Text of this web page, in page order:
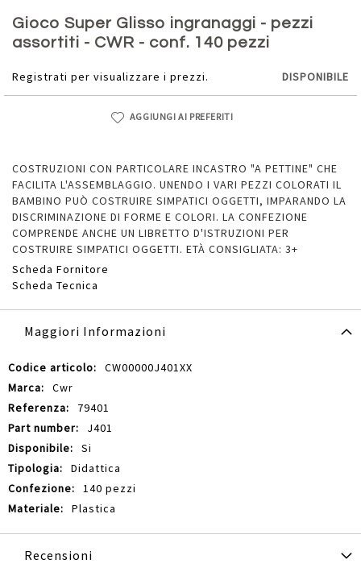
Gioco Super Glisso ingranaggi - pezzi
assortiti - CWR - conf. 140 pezzi
Registrati per visualizzare i prezzi. DISPONIBILE
AGGIUNGI AI PREFERITI
COSTRUZIONI CON PARTICOLARE INCASTRO "A PETTINE" CHE
FACILITA L'ASSEMBLAGGIO. UNENDO I VARI PEZZI COLORATI IL
BAMBINO PUÒ COSTRUIRE SIMPATICI OGGETTI, IMPARANDO LA
DISCRIMINAZIONE DI FORME E COLORI. LA CONFEZIONE
COMPRENDE ANCHE UN LIBRETTO D'ISTRUZIONI PER
COSTRUIRE SIMPATICI OGGETTI. ETÀ CONSIGLIATA: 3+
Scheda Fornitore
Scheda Tecnica
all'inizio
della
galleria
immagini
Maggiori Informazioni
Maggiori
Informazioni
CW00000J401XX
Cwr
79401
J401
Si
Didattica
140 pezzi
Plastica
Recensioni